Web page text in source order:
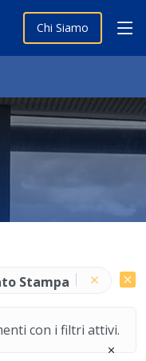
Chi Siamo
Stampa
con i filtri attivi.